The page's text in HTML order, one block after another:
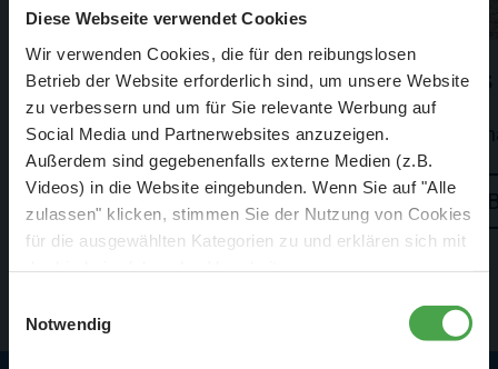
Diese Webseite verwendet Cookies
Wir verwenden Cookies, die für den reibungslosen
Betrieb der Website erforderlich sind, um unsere Website
zu verbessern und um für Sie relevante Werbung auf
Social Media und Partnerwebsites anzuzeigen.
Außerdem sind gegebenenfalls externe Medien (z.B.
Videos) in die Website eingebunden. Wenn Sie auf "Alle
zulassen" klicken, stimmen Sie der Nutzung von Cookies
für die ausgewählten Kategorien zu und erklären sich mit
diese Einstellungen jederzeit über die Schaltfläche
Notwendig
Knuffingen
Knuffingen hat noch mehr zu bieten
Besuchen